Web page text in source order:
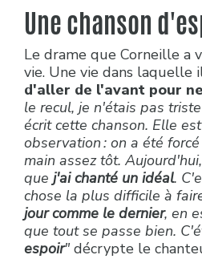
Une chanson
Le drame que Corneille a
vie. Une vie dans laquelle
d'aller de l'avant pour
le recul, je n'étais pas
écrit cette chanson. Elle
observation : on a été
main assez tôt.
que j'ai chanté un idéal.
chose la plus difficile à
jour comme le dernier, en
que tout se passe bien.
espoir"décrypte le